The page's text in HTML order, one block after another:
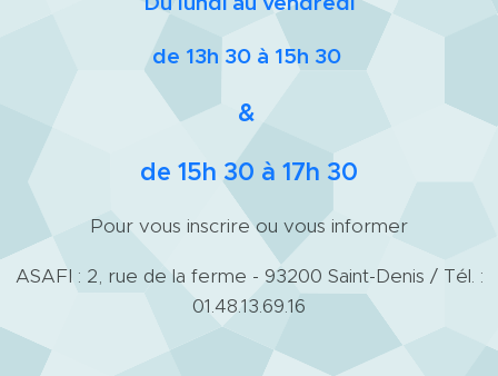
de 13h 30 à 15h 30
&
de 15h 30 à 17h 30
Pour vous inscrire ou vous informer
ASAFI : 2, rue de la ferme - 93200 Saint-Denis / Tél. :
01.48.13.69.16